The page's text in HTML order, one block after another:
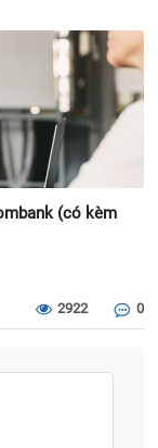
(có kèm
2922